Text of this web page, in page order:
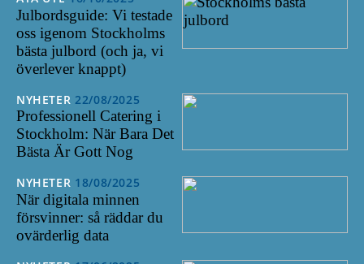
Julbordsguide: Vi testade
oss igenom Stockholms
bästa julbord (och ja, vi
överlever knappt)
NYHETER 22/08/2025
Professionell Catering i
Stockholm: När Bara Det
Bästa Är Gott Nog
NYHETER 18/08/2025
När digitala minnen
försvinner: så räddar du
ovärderlig data